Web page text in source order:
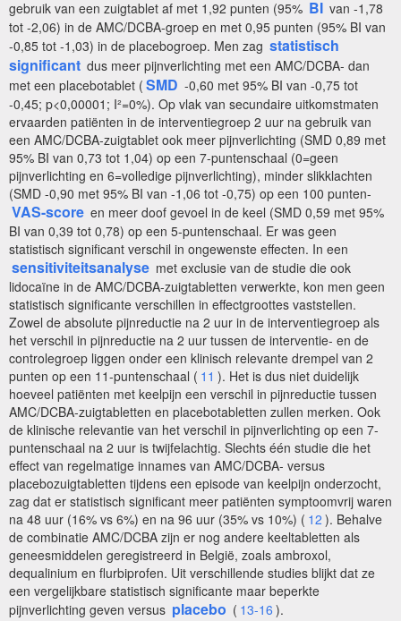
gebruik van een zuigtablet af met 1,92 punten (95% BI van -1,78
tot -2,06) in de AMC/DCBA-groep en met 0,95 punten (95% BI van
-0,85 tot -1,03) in de placebogroep. Men zag statistisch
significant dus meer pijnverlichting met een AMC/DCBA- dan
met een placebotablet ( SMD -0,60 met 95% BI van -0,75 tot
-0,45; p<0,00001; I²=0%). Op vlak van secundaire uitkomstmaten
ervaarden patiënten in de interventiegroep 2 uur na gebruik van
een AMC/DCBA-zuigtablet ook meer pijnverlichting (SMD 0,89 met
95% BI van 0,73 tot 1,04) op een 7-puntenschaal (0=geen
pijnverlichting en 6=volledige pijnverlichting), minder slikklachten
(SMD -0,90 met 95% BI van -1,06 tot -0,75) op een 100 punten-
VAS-score en meer doof gevoel in de keel (SMD 0,59 met 95%
BI van 0,39 tot 0,78) op een 5-puntenschaal. Er was geen
statistisch significant verschil in ongewenste effecten. In een
sensitiviteitsanalyse met exclusie van de studie die ook
lidocaïne in de AMC/DCBA-zuigtabletten verwerkte, kon men geen
statistisch significante verschillen in effectgroottes vaststellen.
Zowel de absolute pijnreductie na 2 uur in de interventiegroep als
het verschil in pijnreductie na 2 uur tussen de interventie- en de
controlegroep liggen onder een klinisch relevante drempel van 2
punten op een 11-puntenschaal ( 11 ). Het is dus niet duidelijk
hoeveel patiënten met keelpijn een verschil in pijnreductie tussen
AMC/DCBA-zuigtabletten en placebotabletten zullen merken. Ook
de klinische relevantie van het verschil in pijnverlichting op een 7-
puntenschaal na 2 uur is twijfelachtig. Slechts één studie die het
effect van regelmatige innames van AMC/DCBA- versus
placebozuigtabletten tijdens een episode van keelpijn onderzocht,
zag dat er statistisch significant meer patiënten symptoomvrij waren
na 48 uur (16% vs 6%) en na 96 uur (35% vs 10%) ( 12 ). Behalve
de combinatie AMC/DCBA zijn er nog andere keeltabletten als
geneesmiddelen geregistreerd in België, zoals ambroxol,
dequalinium en flurbiprofen. Uit verschillende studies blijkt dat ze
een vergelijkbare statistisch significante maar beperkte
pijnverlichting geven versus placebo ( 13-16 ).